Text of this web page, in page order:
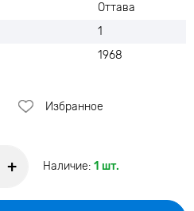
Оттава
1
1968
Избранное
+ Наличие: 1 шт.